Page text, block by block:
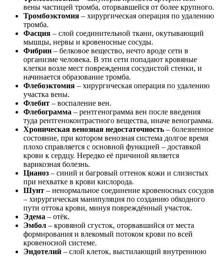
вены частицей тромба, оторвавшейся от более крупного.
Тромбоэктомия – хирургическая операция по удалению
тромба.
Фасция – слой соединительной ткани, окутывающий
мышцы, нервы и кровеносные сосуды.
Фибрин – белковое вещество, нечто вроде сети в
организме человека. В эти сети попадают кровяные
клетки возле мест повреждения сосудистой стенки, и
начинается образование тромба.
Флебоэктомия – хирургическая операция по удалению
участка вены.
Флебит – воспаление вен.
Флебограмма – рентгенограмма вен после введения
туда рентгеноконтрастного вещества, иначе венограмма.
Хроническая венозная недостаточность – болезненное
состояние, при котором венозная система долгое время
плохо справляется с основной функцией – доставкой
крови к сердцу. Нередко её причиной является
варикозная болезнь.
Цианоз – синий и багровый оттенок кожи и слизистых
при нехватке в крови кислорода.
Шунт – ненормальное соединение кровеносных сосудов
– хирургическая манипуляция по созданию обходного
пути оттока крови, минуя повреждённый участок.
Эдема – отёк.
Эмбол – кровяной сгусток, оторвавшийся от места
формирования и влекомый потоком крови по всей
кровеносной системе.
Эндотелий – слой клеток, выстилающий внутреннюю